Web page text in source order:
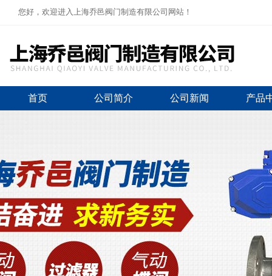
您好，欢迎进入上海乔邑阀门制造有限公司网站！
首页 公司简介 公司新闻 产品